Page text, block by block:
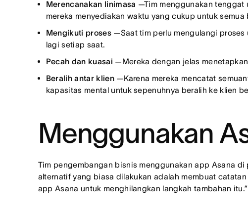
Merencanakan linimasa —Tim menggunakan tenggat
mereka menyediakan waktu yang cukup untuk
Mengikuti proses—Saat tim perlu mengulangi proses
lagi setiap saat.
Pecah dan kuasai —Mereka dengan jelas
Beralih antar klien—Karena mereka mencatat
kapasitas mental untuk sepenuhnya beralih ke klien
Menggunakan
Tim pengembangan bisnis menggunakan app Asana
alternatif yang biasa dilakukan adalah membuat
app Asana untuk menghilangkan langkah tambahan itu.”